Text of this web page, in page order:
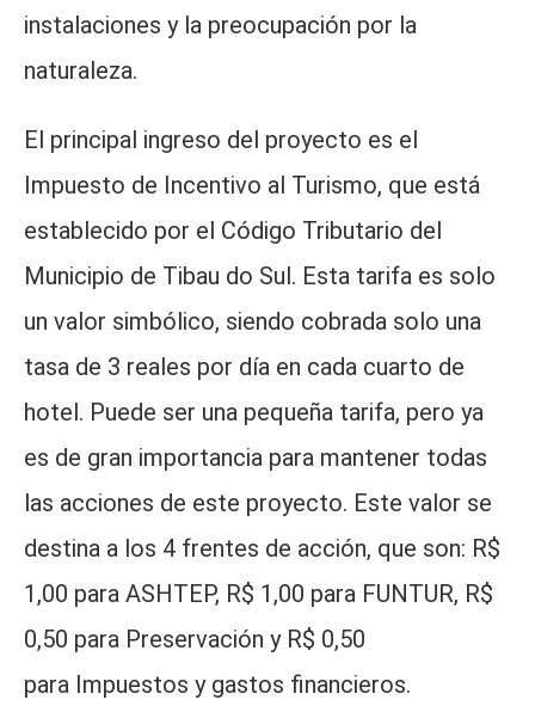
instalaciones y la preocupación por la
naturaleza.
El principal ingreso del proyecto es el
Impuesto de Incentivo al Turismo, que está
establecido por el Código Tributario del
Municipio de Tibau do Sul. Esta tarifa es solo
un valor simbólico, siendo cobrada solo una
tasa de 3 reales por día en cada cuarto de
hotel. Puede ser una pequeña tarifa, pero ya
es de gran importancia para mantener todas
las acciones de este proyecto. Este valor se
destina a los 4 frentes de acción, que son: R$
1,00 para ASHTEP, R$ 1,00 para FUNTUR, R$
0,50 para Preservación y R$ 0,50
para Impuestos y gastos financieros.